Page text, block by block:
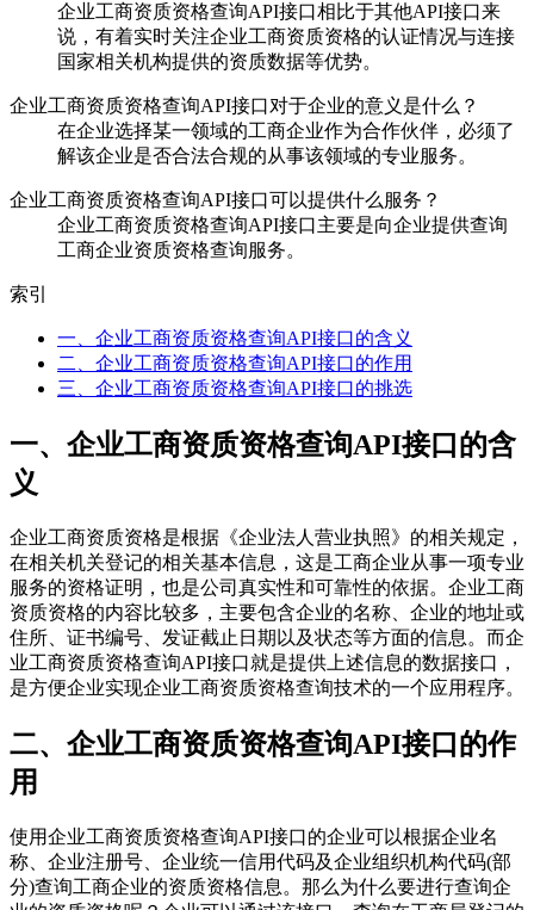
企业工商资质资格查询API接口相比于其他API接口来
说，有着实时关注企业工商资质资格的认证情况与连接
国家相关机构提供的资质数据等优势。
企业工商资质资格查询API接口对于企业的意义是什么？
在企业选择某一领域的工商企业作为合作伙伴，必须了
解该企业是否合法合规的从事该领域的专业服务。
企业工商资质资格查询API接口可以提供什么服务？
企业工商资质资格查询API接口主要是向企业提供查询
工商企业资质资格查询服务。
索引
一、企业工商资质资格查询API接口的含义
二、企业工商资质资格查询API接口的作用
三、企业工商资质资格查询API接口的挑选
一、企业工商资质资格查询API接口的含
义
企业工商资质资格是根据《企业法人营业执照》的相关规定，
在相关机关登记的相关基本信息，这是工商企业从事一项专业
服务的资格证明，也是公司真实性和可靠性的依据。企业工商
资质资格的内容比较多，主要包含企业的名称、企业的地址或
住所、证书编号、发证截止日期以及状态等方面的信息。而企
业工商资质资格查询API接口就是提供上述信息的数据接口，
是方便企业实现企业工商资质资格查询技术的一个应用程序。
二、企业工商资质资格查询API接口的作
用
使用企业工商资质资格查询API接口的企业可以根据企业名
称、企业注册号、企业统一信用代码及企业组织机构代码(部
分)查询工商企业的资质资格信息。那么为什么要进行查询企